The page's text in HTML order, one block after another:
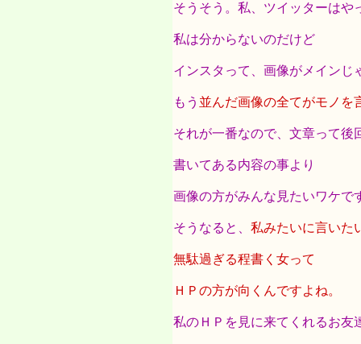
そうそう。私、ツイッターはや
私は分からないのだけど
インスタって、画像がメインじ
もう 並んだ画像の全てがモノを
それが一番なので、文章って後
書いてある内容の事より
画像の方がみんな見たいワケで
そうなると、 私みたいに言いた
無駄過ぎる程書く女って
ＨＰの方が向くんですよね。
私のＨＰを見に来てくれるお友